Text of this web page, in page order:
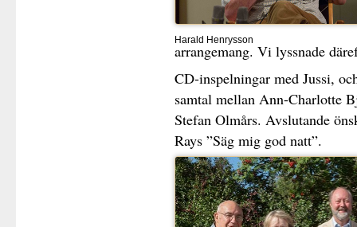
Harald Henrysson
arrangemang. Vi lyssnade
CD-inspelningar med Jussi,
samtal mellan Ann-Charlotte
Stefan Olmårs. Avslutande
Rays ”Säg mig god natt”.